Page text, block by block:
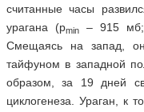
считанные часы
урагана (рmin– 915
Смещаясь на запад,
тайфуном в западной
образом, за 19 дней
циклогенеза. Ураган, к